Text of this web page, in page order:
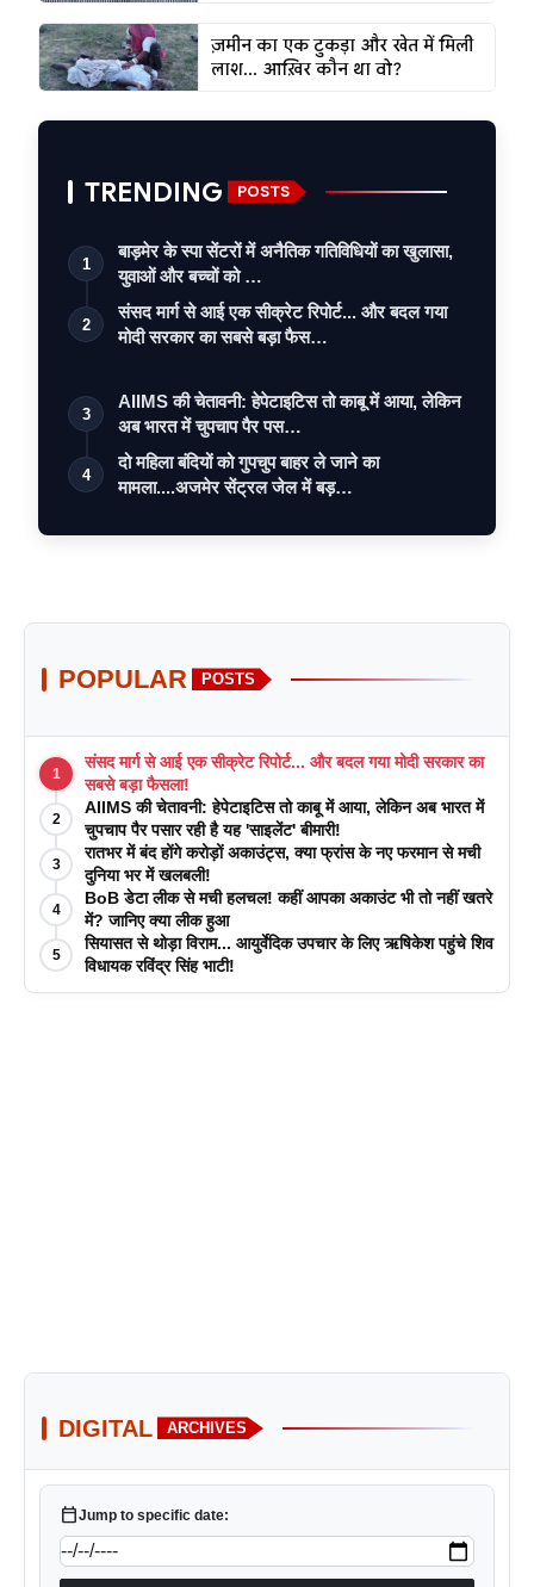
ज़मीन का एक टुकड़ा और खेत में मिली
लाश... आख़िर कौन था वो?
TRENDING POSTS
1
बाड़मेर के स्पा सेंटरों में अनैतिक गतिविधियों का खुलासा,
युवाओं और बच्चों को …
2
संसद मार्ग से आई एक सीक्रेट रिपोर्ट... और बदल गया
मोदी सरकार का सबसे बड़ा फैस…
3
AIIMS की चेतावनी: हेपेटाइटिस तो काबू में आया, लेकिन
अब भारत में चुपचाप पैर पस…
4
दो महिला बंदियों को गुपचुप बाहर ले जाने का
मामला....अजमेर सेंट्रल जेल में बड़…
POPULAR POSTS
1
संसद मार्ग से आई एक सीक्रेट रिपोर्ट... और बदल गया मोदी सरकार का
सबसे बड़ा फैसला!
2
AIIMS की चेतावनी: हेपेटाइटिस तो काबू में आया, लेकिन अब भारत में
चुपचाप पैर पसार रही है यह 'साइलेंट' बीमारी!
3
रातभर में बंद होंगे करोड़ों अकाउंट्स, क्या फ्रांस के नए फरमान से मची
दुनिया भर में खलबली!
4
BoB डेटा लीक से मची हलचल! कहीं आपका अकाउंट भी तो नहीं खतरे
में? जानिए क्या लीक हुआ
5
सियासत से थोड़ा विराम... आयुर्वेदिक उपचार के लिए ऋषिकेश पहुंचे शिव
विधायक रविंद्र सिंह भाटी!
DIGITAL ARCHIVES
calendar_todayJump to specific date: